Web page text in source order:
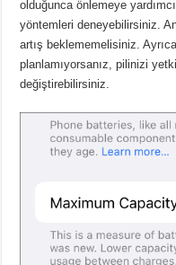
olduğunca önlemeye
yöntemleri deneyebilirsiniz.
artış beklememelisiniz.
planlamıyorsanız, pilinizi
değiştirebilirsiniz.